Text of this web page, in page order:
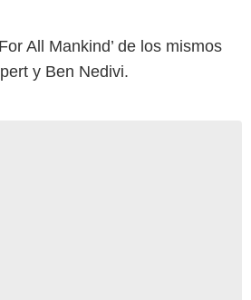
All Mankind’ de los mismos
y Ben Nedivi.